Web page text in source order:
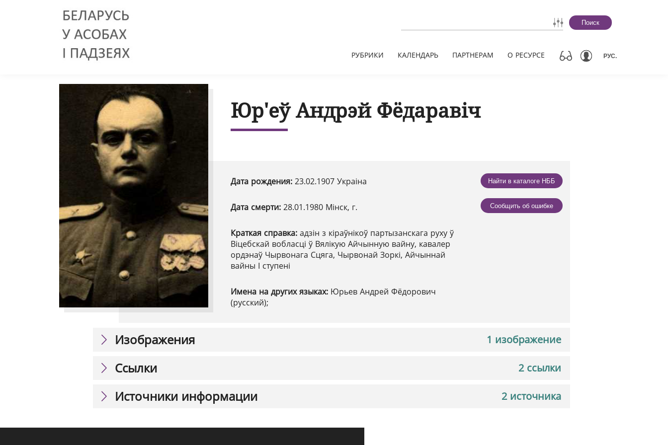
Поиск
РУБРИКИ КАЛЕНДАРЬ ПАРТНЕРАМ О РЕСУРСЕ РУС.
Юр'еў Андрэй Фёдаравіч
Дата рождения: 23.02.1907 Украіна
Дата смерти: 28.01.1980 Мінск, г.
Краткая справка: адзін з кіраўнікоў партызанскага руху ў
Віцебскай вобласці ў Вялікую Айчынную вайну, кавалер
ордэнаў Чырвонага Сцяга, Чырвонай Зоркі, Айчыннай
вайны І ступені
Имена на других языках: Юрьев Андрей Фёдорович
(русский);
Найти в каталоге НББ
Сообщить об ошибке
1 изображение
Изображения
2 ссылки
Ссылки
2 источника
Источники информации